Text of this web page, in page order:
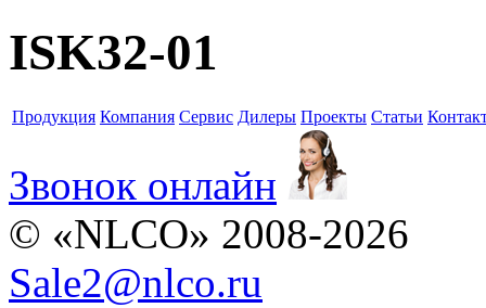
ISK32-01
Продукция Компания Сервис Дилеры Проекты Статьи
Звонок онлайн
© «NLCO» 2008-2026
Sale2@nlco.ru